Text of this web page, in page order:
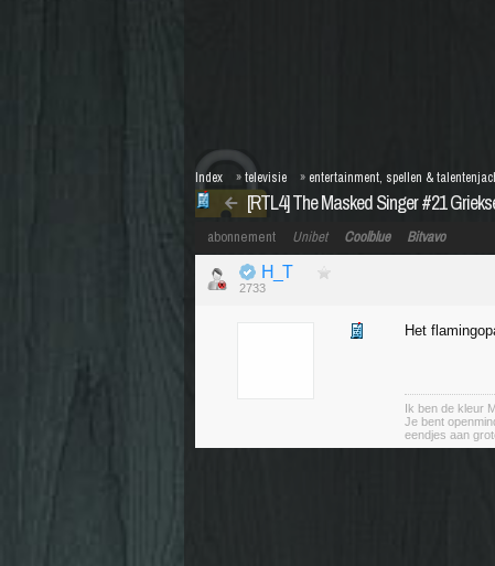
[RTL4] The Masked Singer #21
Index »televisie » entertainment, spellen &
abonnement Unibet Coolblue Bitvavo
H_T
2733
Het
Ik ben de kleur
Je bent
eendjes aan